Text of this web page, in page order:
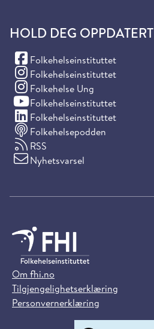
HOLD DEG OPPDATERT
Folkehelseinstituttet
(Facebook)
Folkehelseinstituttet
(Instagram)
Folkehelse Ung
(Instagram)
Folkehelseinstituttet
(YouTube)
Folkehelseinstituttet
(LinkedIn)
Folkehelsepodden
RSS
Nyhetsvarsel
Om fhi.no
Tilgjengelighetserklæring
Personvernerklæring